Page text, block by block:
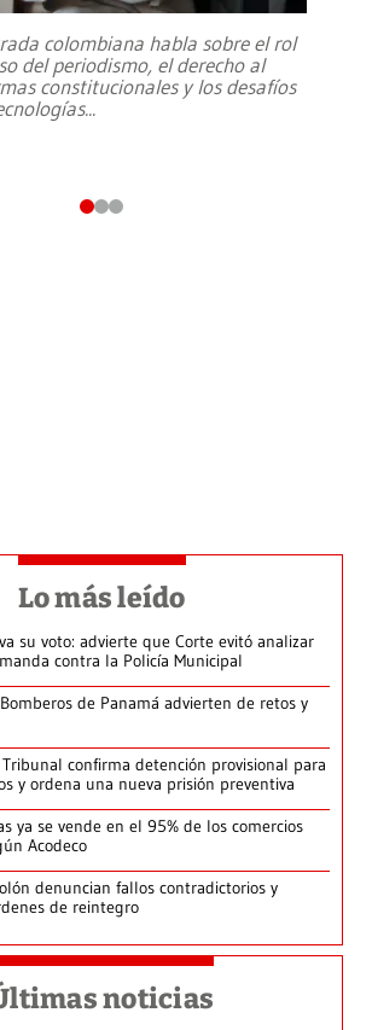
colombiana habla sobre el rol
del periodismo, el derecho al
constitucionales y los desafíos
...
Lo más leído
su voto: advierte que Corte evitó analizar
contra la Policía Municipal
de Panamá advierten de retos y
Tribunal confirma detención provisional para
y ordena una nueva prisión preventiva
ya se vende en el 95% de los comercios
Acodeco
denuncian fallos contradictorios y
de reintegro
noticias